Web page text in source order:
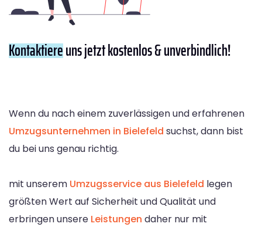
Kontaktiereuns jetzt kostenlos & unverbindlich!
Wenn du nach einem zuverlässigen und erfahrenen
Umzugsunternehmen in Bielefeld suchst, dann bist
du bei uns genau richtig.
mit unserem Umzugsservice aus Bielefeld legen
größten Wert auf Sicherheit und Qualität und
erbringen unsere Leistungen daher nur mit